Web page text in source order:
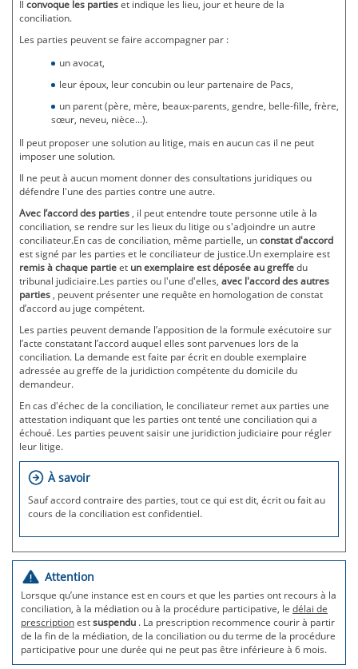
Il convoque les partieset indique les lieu, jour et heure de la
conciliation.
Les parties peuvent se faire accompagner par :
un avocat,
leur époux, leur concubin ou leur partenaire de Pacs,
un parent (père, mère, beaux-parents, gendre, belle-fille, frère,
sœur, neveu, nièce...).
Il peut proposer une solution au litige, mais en aucun cas il ne peut
imposer une solution.
Il ne peut à aucun moment donner des consultations juridiques ou
défendre l'une des parties contre une autre.
Avec l’accord des parties , il peut entendre toute personne utile à la
conciliation, se rendre sur les lieux du litige ou s'adjoindre un autre
conciliateur.En cas de conciliation, même partielle, unconstat d'accord
est signé par les parties et le conciliateur de justice.Un exemplaire est
remis à chaque partieet un exemplaire est déposée au greffedu
tribunal judiciaire.Les parties ou l'une d'elles, avec l'accord des autres
parties , peuvent présenter une requête en homologation de constat
d’accord au juge compétent.
Les parties peuvent demande l’apposition de la formule exécutoire sur
l’acte constatant l’accord auquel elles sont parvenues lors de la
conciliation. La demande est faite par écrit en double exemplaire
adressée au greffe de la juridiction compétente du domicile du
demandeur.
En cas d'échec de la conciliation, le conciliateur remet aux parties une
attestation indiquant que les parties ont tenté une conciliation qui a
échoué. Les parties peuvent saisir une juridiction judiciaire pour régler
leur litige.
À savoir
Sauf accord contraire des parties, tout ce qui est dit, écrit ou fait au
cours de la conciliation est confidentiel.
Attention
Lorsque qu’une instance est en cours et que les parties ont recours à la
conciliation, à la médiation ou à la procédure participative, le délai de
prescriptionestsuspendu . La prescription recommence courir à partir
de la fin de la médiation, de la conciliation ou du terme de la procédure
participative pour une durée qui ne peut pas être inférieure à 6 mois.